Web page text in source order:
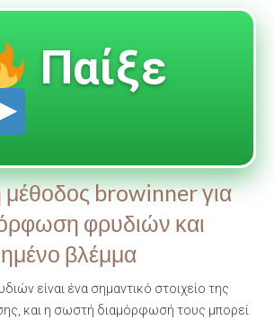
Παίξε
browinner για
φρυδιών και
βλέμμα
είναι ένα σημαντικό στοιχείο της
και η σωστή διαμόρφωσή τους μπορεί